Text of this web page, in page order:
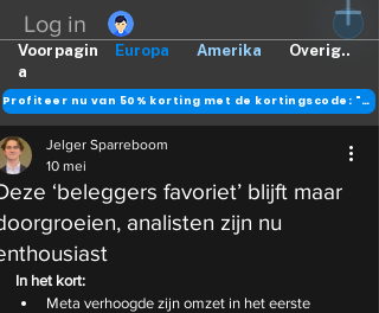
Log in
Europa Amerika Overig..
Voorpagin
a
Profiteer nu van 50% korting met de kortingscode: "DANK"
‘beleggers favoriet’ blijft maar
analisten zijn nu
Jelger Sparreboom
10 mei
In het kort:
Meta verhoogde zijn omzet in het eerste